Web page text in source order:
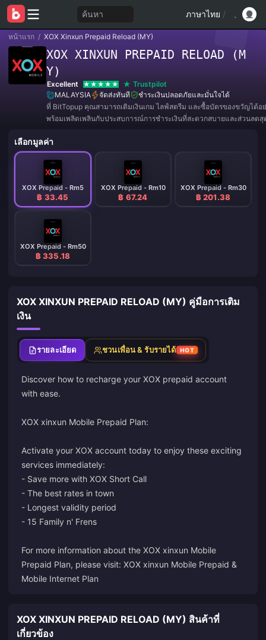
ค้นหา ภาษาไทย /
หน้าแรก / XOX Xinxun Prepaid Reload (MY)
XOX XINXUN PREPAID RELOAD (M
Y)
Excellent
Trustpilot
MALAYSIA
จัดส่งทันที
ชำระเงินปลอดภัยและมั่นใจได้
ที่ BitTopup คุณสามารถเติมเงินเกม ไลฟ์สตรีม และซื้อบัตรของขวัญได้อ
พร้อมเพลิดเพลินกับประสบการณ์การชำระเงินที่สะดวกสบายและส่วนลด
เลือกมูลค่า
XOX Prepaid - Rm5
฿ 33.45
XOX Prepaid - Rm10
฿ 67.24
XOX Prepaid - Rm30
฿ 201.38
XOX Prepaid - Rm50
฿ 335.18
XOX XINXUN PREPAID RELOAD (MY) คู่มือการเติม
เงิน
รายละเอียด ชวนเพื่อน & รับรายได้ HOT
Discover how to recharge your XOX prepaid account
with ease.
XOX xinxun Mobile Prepaid Plan:
Activate your XOX account today to enjoy these exciting
services immediately:
- Save more with XOX Short Call
- The best rates in town
- Longest validity period
- 15 Family n' Frens
For more information about the XOX xinxun Mobile
Prepaid Plan, please visit: XOX xinxun Mobile Prepaid &
Mobile Internet Plan
XOX XINXUN PREPAID RELOAD (MY) สินค้าที่
เกี่ยวข้อง